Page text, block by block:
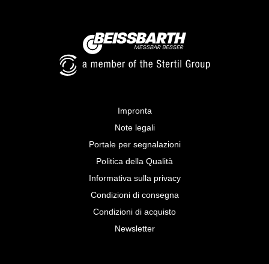
Impronta
Note legali
Portale per segnalazioni
Politica della Qualità
Informativa sulla privacy
Condizioni di consegna
Condizioni di acquisto
Newsletter